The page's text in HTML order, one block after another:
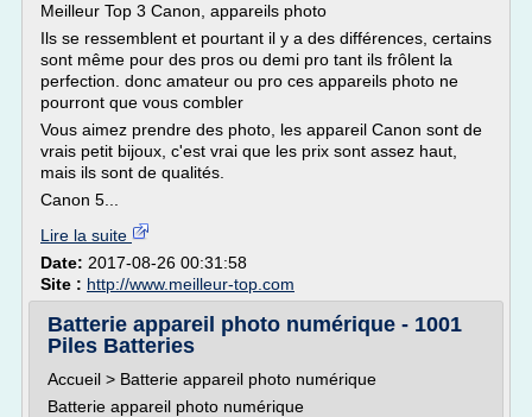
Meilleur Top 3 Canon, appareils photo
Ils se ressemblent et pourtant il y a des différences, certains
sont même pour des pros ou demi pro tant ils frôlent la
perfection. donc amateur ou pro ces appareils photo ne
pourront que vous combler
Vous aimez prendre des photo, les appareil Canon sont de
vrais petit bijoux, c'est vrai que les prix sont assez haut,
mais ils sont de qualités.
Canon 5...
Lire la suite
Date: 2017-08-26 00:31:58
Site : http://www.meilleur-top.com
Batterie appareil photo numérique - 1001
Piles Batteries
Accueil > Batterie appareil photo numérique
Batterie appareil photo numérique